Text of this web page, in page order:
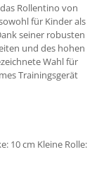
Rollentino von
für Kinder als
seiner robusten
und des hohen
Wahl für
Trainingsgerät
10 cm Kleine Rolle: